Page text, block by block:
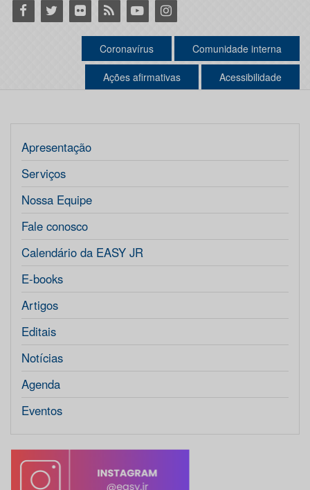
Facebook
Twitter Flickr RSS YoutubeInstagram
Coronavírus Comunidade interna
Ações afirmativas Acessibilidade
Apresentação
Serviços
Nossa Equipe
Fale conosco
Calendário da EASY JR
E-books
Artigos
Editais
Notícias
Agenda
Eventos